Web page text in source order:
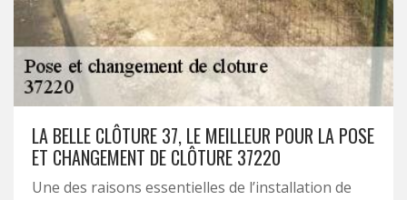
LA BELLE CLÔTURE 37, LE MEILLEUR POUR LA POSE
ET CHANGEMENT DE CLÔTURE 37220
Une des raisons essentielles de l’installation de